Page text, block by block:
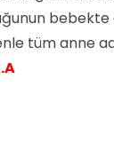
tüm anne